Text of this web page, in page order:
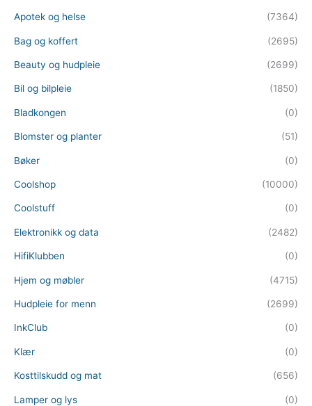
Apotek og helse (7364)
Bag og koffert (2695)
Beauty og hudpleie (2699)
Bil og bilpleie (1850)
Bladkongen (0)
Blomster og planter (51)
Bøker (0)
Coolshop (10000)
Coolstuff (0)
Elektronikk og data (2482)
HifiKlubben (0)
Hjem og møbler (4715)
Hudpleie for menn (2699)
InkClub (0)
Klær (0)
Kosttilskudd og mat (656)
Lamper og lys (0)